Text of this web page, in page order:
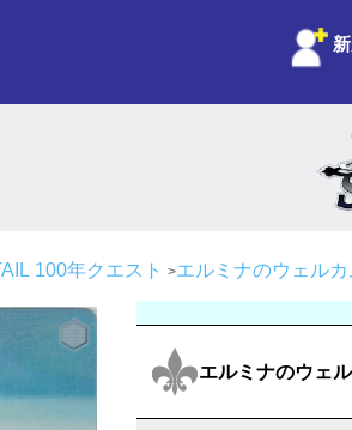
100年クエスト エルミナのウェル
エルミナのウェ